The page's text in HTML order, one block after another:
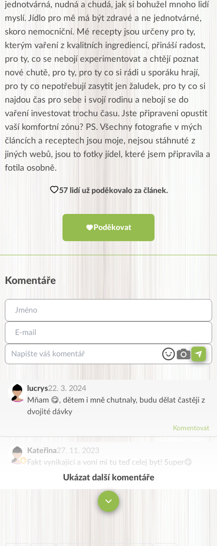
jednotvárná, nudná a chudá, jak si bohužel mnoho lidí
myslí. Jídlo pro mě má být zdravé a ne jednotvárné,
skoro nemocniční. Mé recepty jsou určeny pro ty,
kterým vaření z kvalitních ingrediencí, přináší radost,
pro ty, co se nebojí experimentovat a chtějí poznat
nové chutě, pro ty, pro ty co si rádi u sporáku hrají,
pro ty co nepotřebují zasytit jen žaludek, pro ty co si
najdou čas pro sebe i svojí rodinu a nebojí se do
vaření investovat trochu času. Jste připraveni opustit
vaší komfortní zónu? PS. Všechny fotografie v mých
článcích a receptech jsou moje, nejsou stáhnuté z
jiných webů, jsou to fotky jídel, které jsem připravila a
fotila osobně.
57 lidí už poděkovalo za článek.
Poděkovat
Komentáře
lucrys22. 3. 2024
Mňam 😋, dětem i mně chutnaly, budu dělat častěji z
dvojité dávky
Komentovat
Kateřina27. 11. 2023
Fakt vynikající a voní mi tu teď celej byt! Super😋
Ukázat další komentáře